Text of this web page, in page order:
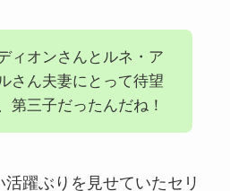
ィオンさんとルネ・ア
さん夫妻にとって待望
第三子だったんだね！
躍ぶりを見せていたセリ